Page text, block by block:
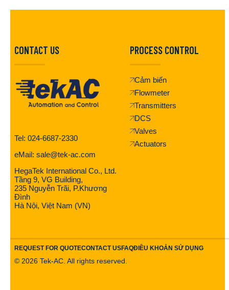
CONTACT US
Tel: 024-6687-2330
eMail: sale@tek-ac.com
HegaTek International Co., Ltd.
Tầng 9, VG Building,
235 Nguyễn Trãi, P.Khương
Đình
Hà Nội, Việt Nam (VN)
PROCESS CONTROL
Cảm biến
Flowmeter
Transmitters
DCS
Valves
Actuators
REQUEST FOR QUOTECONTACT USFAQĐIỀU KHOẢN SỬ DỤNG
© 2026 Tek-AC. All rights reserved.